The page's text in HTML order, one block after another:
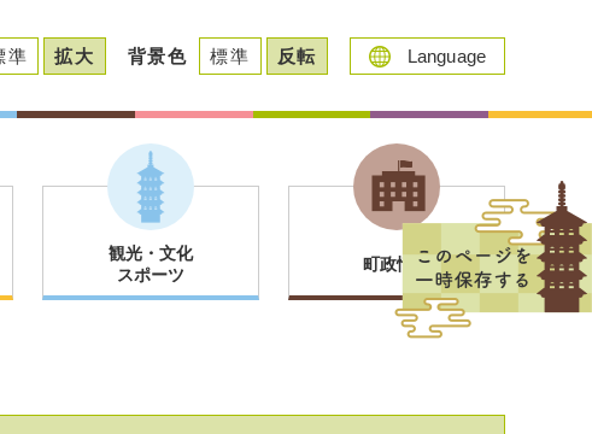
準 拡大 背景色 標準 反転 Language
観光・文化
スポーツ
町政情報